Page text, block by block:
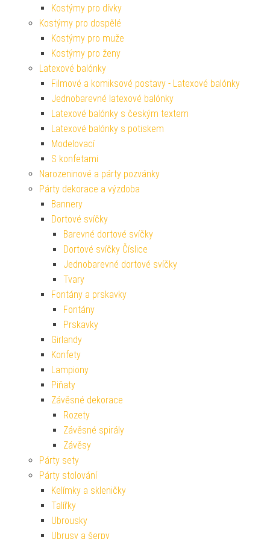
Kostýmy pro dívky
Kostýmy pro dospělé
Kostýmy pro muže
Kostýmy pro ženy
Latexové balónky
Filmové a komiksové postavy - Latexové balónky
Jednobarevné latexové balónky
Latexové balónky s českým textem
Latexové balónky s potiskem
Modelovací
S konfetami
Narozeninové a párty pozvánky
Párty dekorace a výzdoba
Bannery
Dortové svíčky
Barevné dortové svíčky
Dortové svíčky Číslice
Jednobarevné dortové svíčky
Tvary
Fontány a prskavky
Fontány
Prskavky
Girlandy
Konfety
Lampiony
Piňaty
Závěsné dekorace
Rozety
Závěsné spirály
Závěsy
Párty sety
Párty stolování
Kelímky a skleničky
Talířky
Ubrousky
Ubrusy a šerpy